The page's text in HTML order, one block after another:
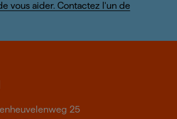
vous aider. Contactez l'un de
25